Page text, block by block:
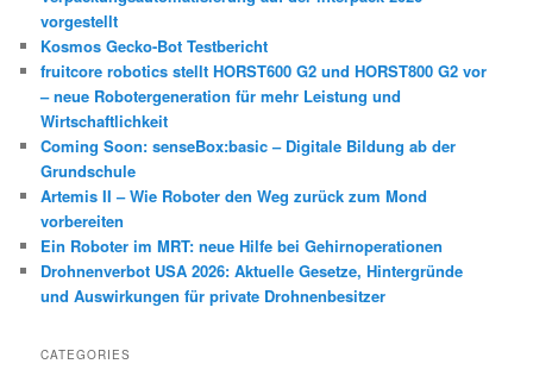
vorgestellt
Kosmos Gecko-Bot Testbericht
fruitcore robotics stellt HORST600 G2 und HORST800 G2 vor
– neue Robotergeneration für mehr Leistung und
Wirtschaftlichkeit
Coming Soon: senseBox:basic – Digitale Bildung ab der
Grundschule
Artemis II – Wie Roboter den Weg zurück zum Mond
vorbereiten
Ein Roboter im MRT: neue Hilfe bei Gehirnoperationen
Drohnenverbot USA 2026: Aktuelle Gesetze, Hintergründe
und Auswirkungen für private Drohnenbesitzer
CATEGORIES